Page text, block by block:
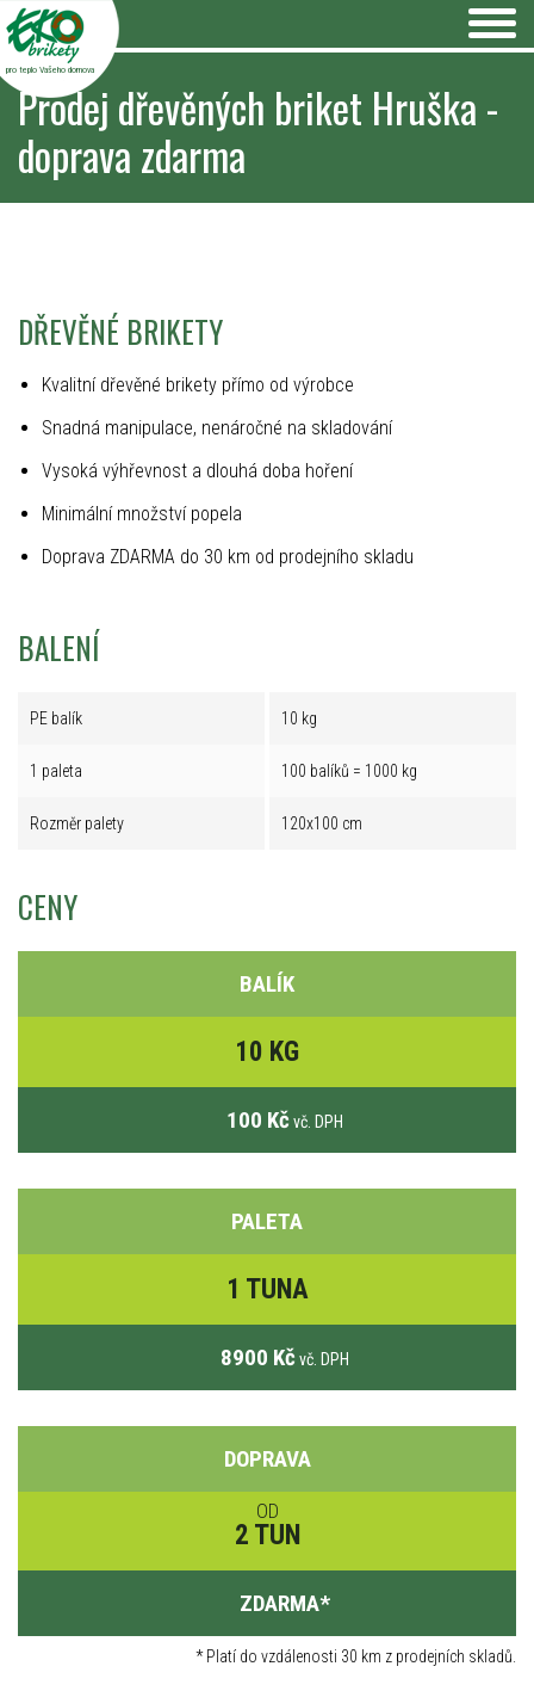
pro teplo Vašeho domova
Prodej dřevěných briket Hruška -
doprava zdarma
DŘEVĚNÉ BRIKETY
Kvalitní dřevěné brikety přímo od výrobce
Snadná manipulace, nenáročné na skladování
Vysoká výhřevnost a dlouhá doba hoření
Minimální množství popela
Doprava ZDARMA do 30 km od prodejního skladu
BALENÍ
PE balík 10 kg
1 paleta 100 balíků = 1000 kg
Rozměr palety 120x100 cm
CENY
BALÍK
10 KG
100 Kč vč. DPH
PALETA
1 TUNA
8900 Kč vč. DPH
DOPRAVA
OD
2 TUN
ZDARMA*
*Platí do vzdálenosti 30 km z prodejních skladů.